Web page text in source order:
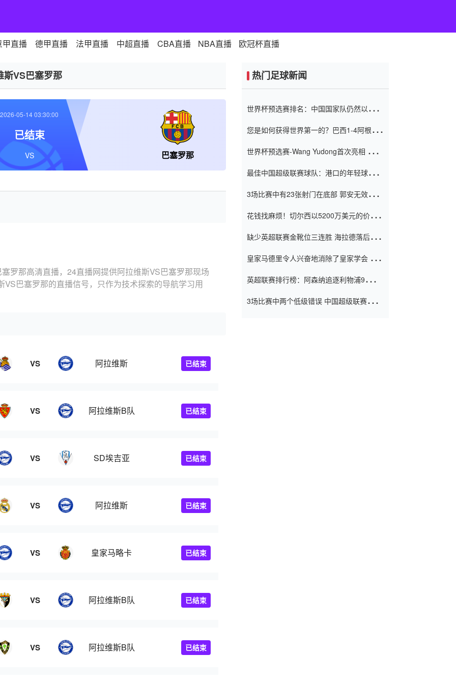
甲直播 德甲直播 法甲直播 中超直播 CBA直播 NBA直播 欧冠杯直播
斯VS巴塞罗那
巴塞罗那
2026-05-14 03:30:00
已结束
VS
罗那高清直播，24直播网提供阿拉维斯VS巴塞罗那现场
巴塞罗那的直播信号，只作为技术探索的导航学习用
VS 阿拉维斯 已结束
VS 阿拉维斯B队 已结束
VS SD埃吉亚 已结束
VS 阿拉维斯 已结束
VS 皇家马略卡 已结束
VS 阿拉维斯B队 已结束
VS 阿拉维斯B队 已结束
热门足球新闻
世界杯预选赛排名：中国国家队仍然以6分
您是如何获得世界第一的？巴西1-4阿根
世界杯预选赛-Wang Yudong首次亮相 中国
最佳中国超级联赛球队：港口的年轻球员在
（Taishan）
3场比赛中有23张射门在底部 郭安无效传球
花钱找麻烦！切尔西以5200万美元的价格
窗口
缺少英超联赛金靴位三连胜 海拉德落后6球
皇家马德里令人兴奋地消除了皇家学会 安
英超联赛排行榜：阿森纳追逐利物浦9分 曼
3场比赛中两个低级错误 中国超级联赛的前